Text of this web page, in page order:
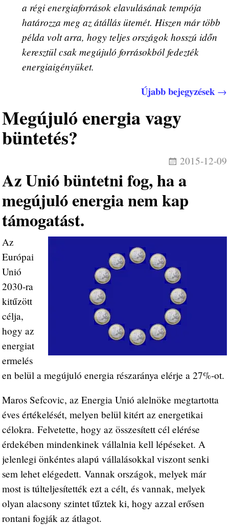
a régi energiaforrások elavulásának tempója
határozza meg az átállás ütemét. Hiszen már több
példa volt arra, hogy teljes országok hosszú időn
keresztül csak megújuló forrásokból fedezték
energiaigényüket.
Újabb bejegyzések →
Megújuló energia vagy
büntetés?
2015-12-09
Az Unió büntetni fog, ha a
megújuló energia nem kap
támogatást.
Az
Európai
Unió
2030-ra
kitűzött
célja,
hogy az
energiat
ermelés
en belül a megújuló energia részaránya elérje a 27%-ot.
Maros Sefcovic, az Energia Unió alelnöke megtartotta
éves értékelését, melyen belül kitért az energetikai
célokra. Felvetette, hogy az összesített cél elérése
érdekében mindenkinek vállalnia kell lépéseket. A
jelenlegi önkéntes alapú vállalásokkal viszont senki
sem lehet elégedett. Vannak országok, melyek már
most is túlteljesítették ezt a célt, és vannak, melyek
olyan alacsony szintet tűztek ki, hogy azzal erősen
rontani fogják az átlagot.